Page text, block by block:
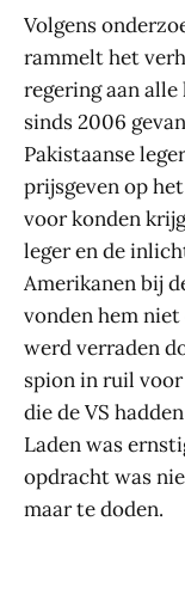
Volgens
rammelt het
regering aan
sinds 2006
Pakistaanse
prijsgeven op
voor konden
leger en de
Amerikanen bij
vonden hem
werd verraden
spion in ruil
die de VS
Laden was
opdracht was
maar te doden.